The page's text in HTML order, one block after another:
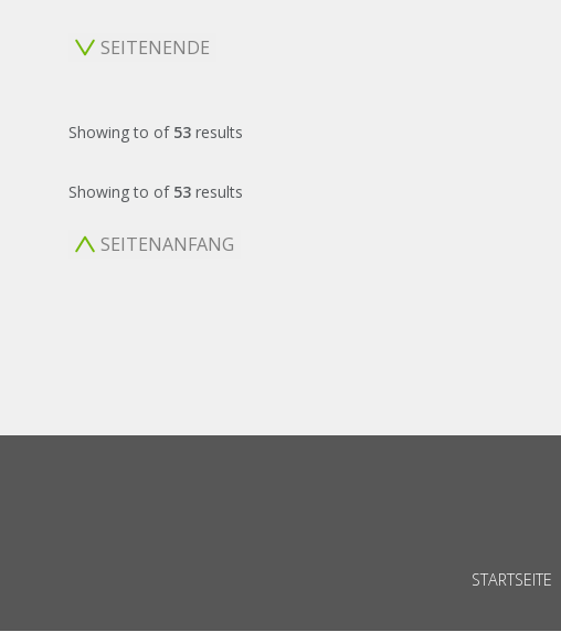
SEITENENDE
Showingto of 53 results
Showingto of 53 results
SEITENANFANG
STARTSEITE